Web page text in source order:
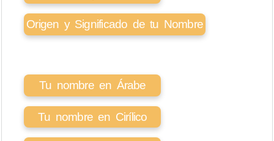
Origen y Significado de tu Nombre
Tu nombre en Árabe
Tu nombre en Cirílico